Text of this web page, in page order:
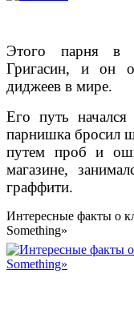
Этого парня в
Григасин, и он
диджеев в мире.
Его путь
парнишка бросил
путем проб и
магазине,
граффити.
Интересные факты о
Something»